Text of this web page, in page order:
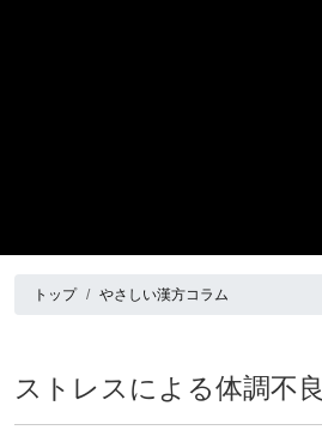
トップ やさしい漢方コラム
ストレスによる体調不良